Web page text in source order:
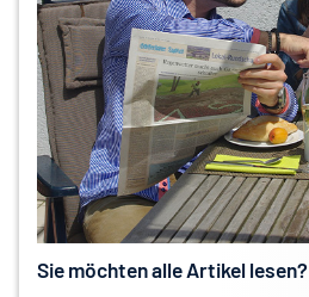
Sie möchten alle Artikel lesen?